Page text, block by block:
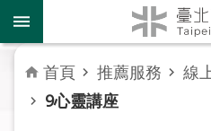
跳到主要內容區塊
到
館
資
訊
首頁 推薦服務 線
9心靈講座